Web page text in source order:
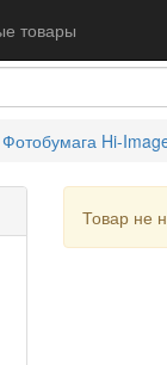
товары
Фотобумага Hi-
Товар не